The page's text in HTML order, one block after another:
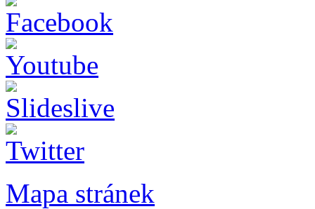
Mapa stránek